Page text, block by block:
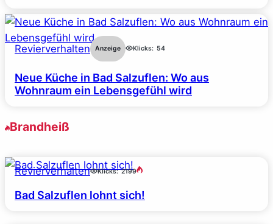
Revierverhalten Anzeige Klicks: 54
Neue Küche in Bad Salzuflen: Wo aus
Wohnraum ein Lebensgefühl wird
Brandheiß
Revierverhalten Klicks: 2199
Bad Salzuflen lohnt sich!